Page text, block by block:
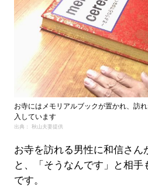
お寺にはメモリアルブックが置かれ、訪
入しています
出典： 秋山夫妻提供
お寺を訪れる男性に和信さん
と、「そうなんです」と相手
です。